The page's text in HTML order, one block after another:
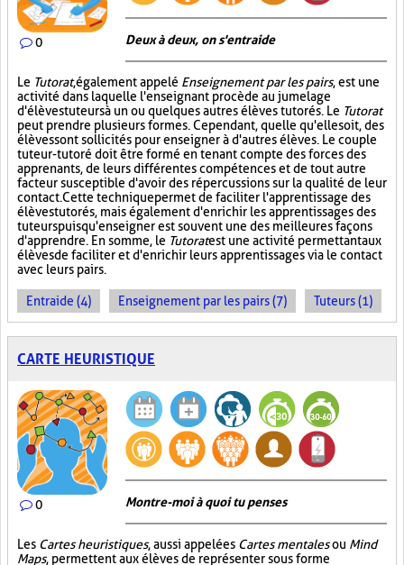
0 Deux à deux, on s'entraide
Le Tutorat, également appelé Enseignement par les pairs, est une
activité dans laquelle l'enseignant procède au jumelage
d'élèves tuteurs à un ou quelques autres élèves tutorés. Le Tutorat
peut prendre plusieurs formes. Cependant, quelle qu'elle soit, des
élèves sont sollicités pour enseigner à d'autres élèves. Le couple
tuteur-tutoré doit être formé en tenant compte des forces des
apprenants, de leurs différentes compétences et de tout autre
facteur susceptible d'avoir des répercussions sur la qualité de leur
contact. Cette technique permet de faciliter l'apprentissage des
élèves tutorés, mais également d'enrichir les apprentissages des
tuteurs puisqu'enseigner est souvent une des meilleures façons
d'apprendre. En somme, le Tutoratest une activité permettant aux
élèves de faciliter et d'enrichir leurs apprentissages via le contact
avec leurs pairs.
Entraide (4) Enseignement par les pairs (7) Tuteurs (1)
CARTE HEURISTIQUE
0 Montre-moi à quoi tu penses
Les Cartes heuristiques, aussi appelées Cartes mentalesou Mind
Maps, permettent aux élèves de représenter sous forme